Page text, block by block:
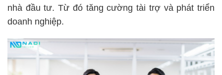
nhà đầu tư. Từ đó tăng cường tài trợ và phát triển
doanh nghiệp.